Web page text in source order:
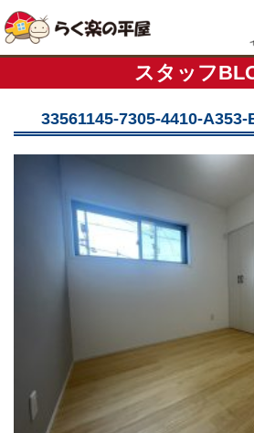
スタッフ
33561145-7305-4410-